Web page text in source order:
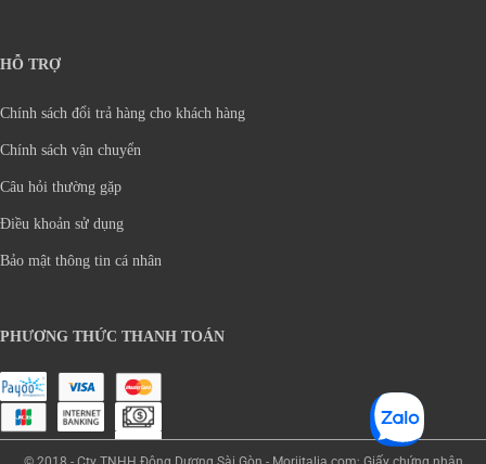
HỖ TRỢ
Chính sách đổi trả hàng cho khách hàng
Chính sách vận chuyển
Câu hỏi thường gặp
Điều khoản sử dụng
Bảo mật thông tin cá nhân
PHƯƠNG THỨC THANH TOÁN